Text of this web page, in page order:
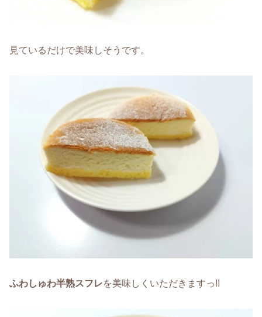
見ているだけで美味しそうです。
ふわしゅわ半熟スフレを美味しくいただきますっ!!